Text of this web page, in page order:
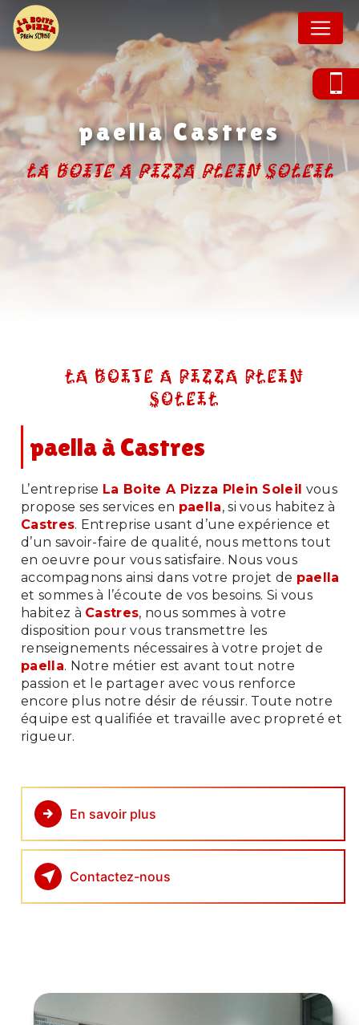
paella Castres
La Boite A Pizza Plein Soleil
LA BOITE A PIZZA PLEIN
SOLEIL
paella à Castres
L’entreprise La Boite A Pizza Plein Soleil vous
propose ses services en paella, si vous habitez à
Castres. Entreprise usant d’une expérience et
d’un savoir-faire de qualité, nous mettons tout
en oeuvre pour vous satisfaire. Nous vous
accompagnons ainsi dans votre projet de paella
et sommes à l’écoute de vos besoins. Si vous
habitez à Castres, nous sommes à votre
disposition pour vous transmettre les
renseignements nécessaires à votre projet de
paella. Notre métier est avant tout notre
passion et le partager avec vous renforce
encore plus notre désir de réussir. Toute notre
équipe est qualifiée et travaille avec propreté et
rigueur.
En savoir plus
Contactez-nous
Panneau de gestion des cookies